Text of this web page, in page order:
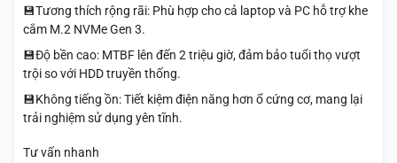
💾Tương thích rộng rãi: Phù hợp cho cả laptop và PC hỗ trợ khe
cắm M.2 NVMe Gen 3.
💾Độ bền cao: MTBF lên đến 2 triệu giờ, đảm bảo tuổi thọ vượt
trội so với HDD truyền thống.
💾Không tiếng ồn: Tiết kiệm điện năng hơn ổ cứng cơ, mang lại
trải nghiệm sử dụng yên tĩnh.
Tư vấn nhanh